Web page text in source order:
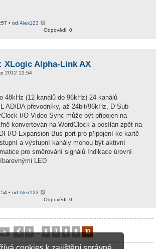
• od Alex123
Odpovědi: 0
XLogic Alpha-Link AX
2012 12:54
48kHz (12 kanálů do 96kHz) 24 kanálů
AD/DA převodníky, až 24bit/96kHz, D-Sub
I/O Video Sync může být připojen na
konvertován na WordClock a posílán zpět na
I/O Expansion Bus port pro připojení ke kartě
a výstupní kanály mohou být aktivní
pro směrování signálů Indikace úrovní
LED
• od Alex123
Odpovědi: 0
Stránka10z10
Předchozí
1 … 6 7 8 9 10